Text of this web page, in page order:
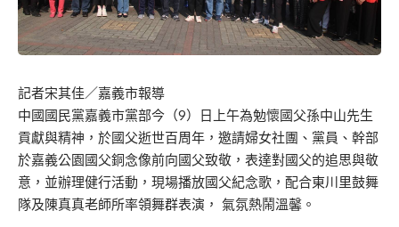
記者宋其佳／嘉義市報導
中國國民黨嘉義市黨部今（9）日上午為勉懷國父孫中山先生
貢獻與精神，於國父逝世百周年，邀請婦女社團、黨員、幹部
於嘉義公園國父銅念像前向國父致敬，表達對國父的追思與敬
意，並辦理健行活動，現場播放國父紀念歌，配合東川里鼓舞
隊及陳真真老師所率領舞群表演， 氣氛熱鬧溫馨。